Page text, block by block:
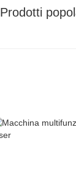
Prodotti